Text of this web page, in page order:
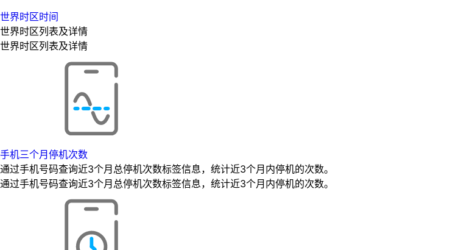
世界时区时间
世界时区列表及详情
世界时区列表及详情
手机三个月停机次数
通过手机号码查询近3个月总停机次数标签信息，统计近3个月内停机的次数。
通过手机号码查询近3个月总停机次数标签信息，统计近3个月内停机的次数。